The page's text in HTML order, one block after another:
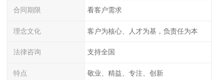
合同期限 看客户需求
理念文化 客户为核心、人才为基，负责任为本
法律咨询 支持全国
特点 敬业、精益、专注、创新